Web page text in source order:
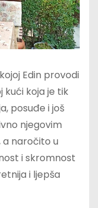
Edin provodi
kući koja je tik
posuđe i još
njegovim
a naročito u
i skromnost
i ljepša